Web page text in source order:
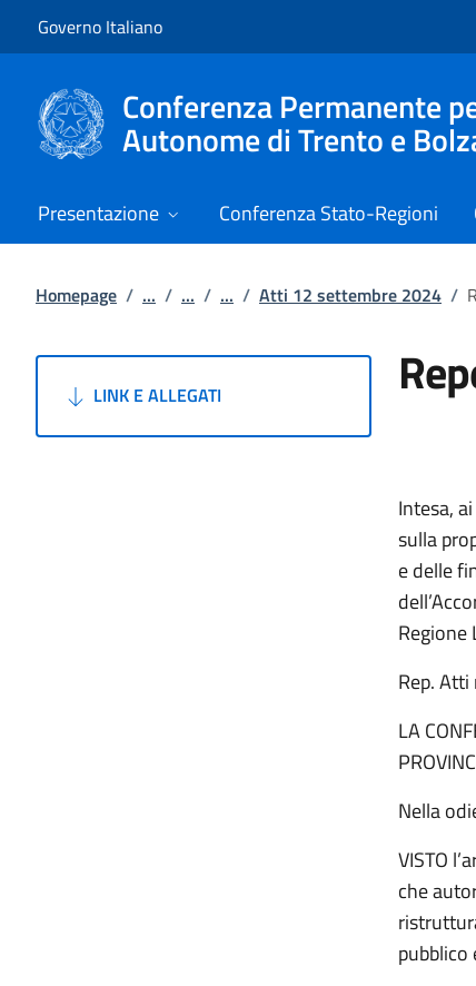
Governo Italiano
Conferenza Permanente
Autonome di Trento e
Presentazione Conferenza Stato-Regioni
Homepage / ... / ... / ... / Atti 12 settembre 2024 /
LINK E ALLEGATI
Intesa,
sulla
e delle
Regione
Rep.
LA
Nella
VISTO
che
pubblico